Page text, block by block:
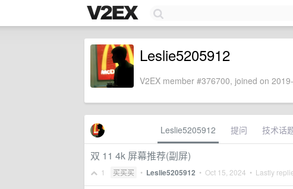
Leslie5205912
V2EX member #376700, joined on
Leslie5205912 提问 技术话
双 11 4k 屏幕推荐(副屏)
1 买买买 • Leslie5205912 • Oct 15, 2024 • Lastly